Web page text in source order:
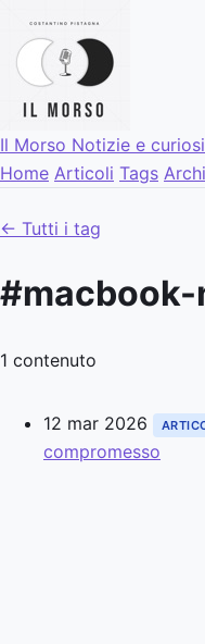
Il Morso Notizie e
Home Articoli Tags
← Tutti i tag
#macbook-
1 contenuto
12 mar 2026
compromesso